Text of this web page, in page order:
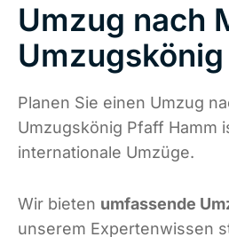
Umzug nach
Planen Sie einen Umzug
Umzugskönig Pfaff Hamm
internationale Umzüge.
Wir bieten umfassende
unserem Expertenwissen